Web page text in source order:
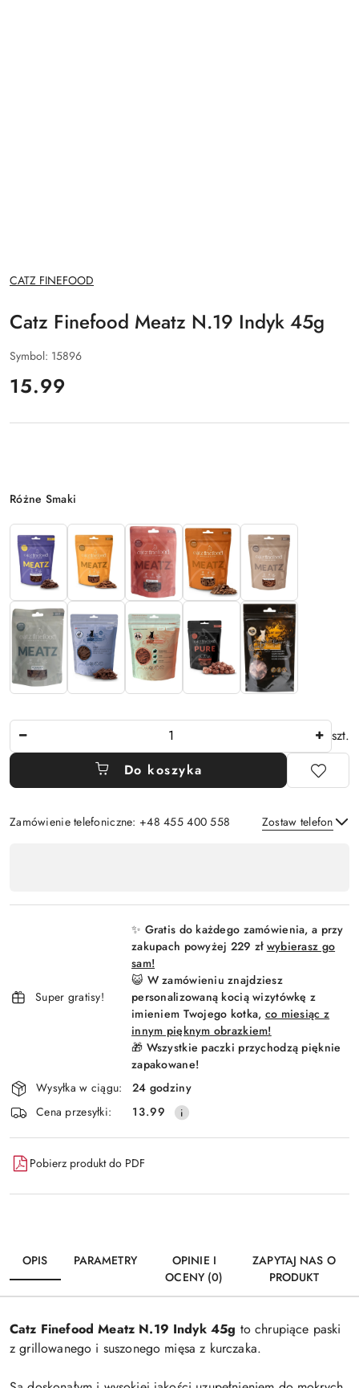
NAZWA
PRODUCENTA:
CATZ FINEFOOD
Catz Finefood Meatz N.19 Indyk 45g
Symbol: 15896
cena:
15.99
Wariant
Różne Smaki
szt.
Do koszyka
Zamówienie telefoniczne: +48 455 400 558 Zostaw telefon
płatność
Super gratisy!
✨ Gratis do każdego zamówienia, a przy
zakupach powyżej 229 zł wybierasz go
sam!
😺 W zamówieniu znajdziesz
personalizowaną kocią wizytówkę z
imieniem Twojego kotka, co miesiąc z
innym pięknym obrazkiem!
🎁 Wszystkie paczki przychodzą pięknie
zapakowane!
Wysyłka w ciągu:
24 godziny
Cena przesyłki:
13.99
Pobierz produkt do PDF
OPIS PARAMETRY
OPINIE I
OCENY (0)
ZAPYTAJ NAS O
PRODUKT
Catz Finefood Meatz N.19 Indyk 45g to chrupiące paski
z grillowanego i suszonego mięsa z kurczaka.